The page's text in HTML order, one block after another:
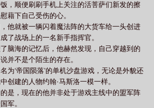
，顺便刷刷手机上关注的活菩萨们新发的擦
藉下自己受伤的心。
他就被一辆闪着魔法阵的大货车给一头创进
了战场上的一名新手指挥官。
脑海的记忆后，他赫然发现，自己穿越到的
并不是个陌生的存在。
为‘帝国陨落’的单机沙盘游戏，无论是外貌还
创建的人物约翰·马斯洛一模一样。
是，现在的他并非处于游戏主线中的盟军阵
军。